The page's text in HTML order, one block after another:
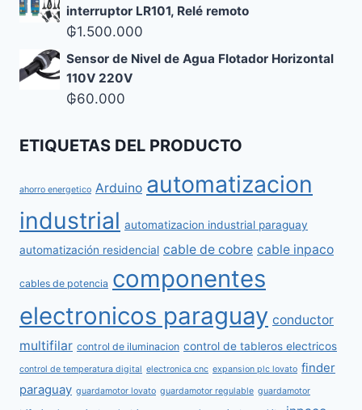
interruptor LR101, Relé remoto
₲1.500.000
Sensor de Nivel de Agua Flotador Horizontal
110V 220V
₲60.000
ETIQUETAS DEL PRODUCTO
ahorro energetico Arduino automatizacion
industrial automatizacion industrial paraguay
automatización residencial cable de cobre cable inpaco
cables de potencia componentes
electronicos paraguay conductor
multifilar control de iluminacion control de tableros electricos
control de temperatura digital electronica cnc expansion plc lovato finder
paraguay guardamotor lovato guardamotor regulable guardamotor